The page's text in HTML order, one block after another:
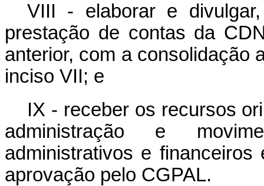
VIII - elaborar e
prestação de contas da
anterior, com a consolidação
inciso VII; e
IX - receber os recursos
administração e
administrativos e
aprovação pelo CGPAL.